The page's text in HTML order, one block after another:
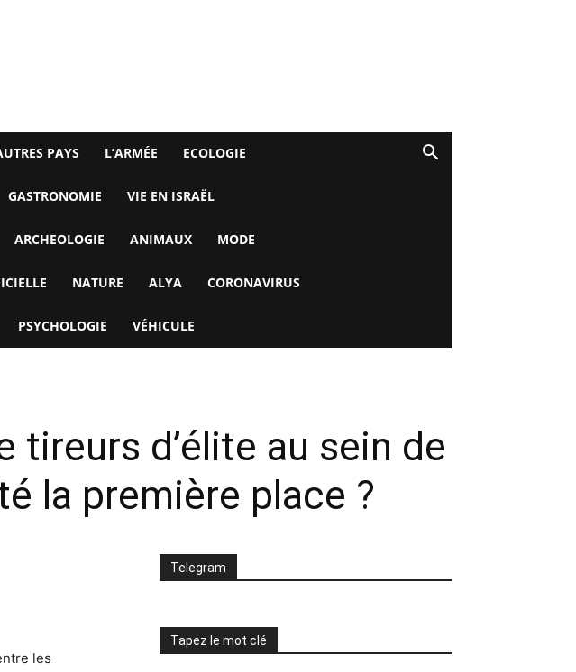
PAYS L’ARMÉE ECOLOGIE
GASTRONOMIE VIE EN ISRAËL
ARCHEOLOGIE ANIMAUX MODE
NATURE ALYA CORONAVIRUS
PSYCHOLOGIE VÉHICULE
d’élite au sein de
la première place ?
les
Telegram
Tapez le mot clé